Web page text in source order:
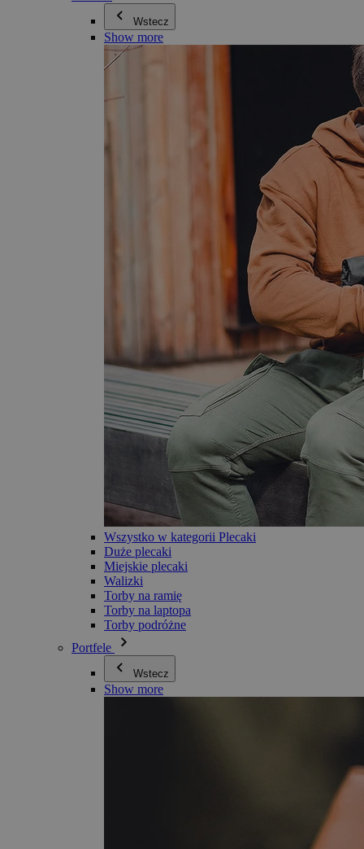
Wstecz
Show more
Wszystko w kategorii Plecaki
Duże plecaki
Miejskie plecaki
Walizki
Torby na ramię
Torby na laptopa
Torby podróżne
Portfele
Wstecz
Show more